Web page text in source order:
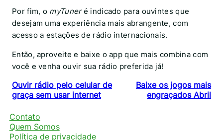
Por fim, o myTuneré indicado para ouvintes que
desejam uma experiência mais abrangente, com
acesso a estações de rádio internacionais.
Então, aproveite e baixe o app que mais combina com
você e venha ouvir sua rádio preferida já!
Ouvir rádio pelo celular de
graça sem usar internet
Baixe os jogos mais
engraçados Abril
Contato
Quem Somos
Política de privacidade